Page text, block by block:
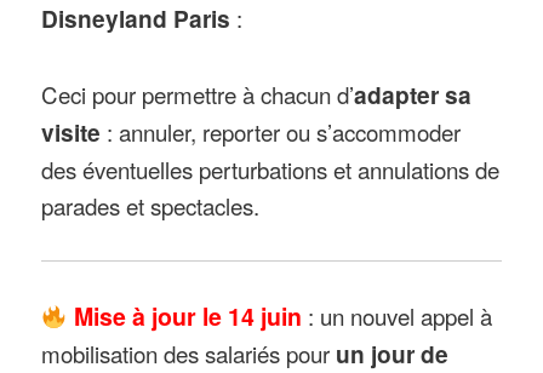
Disneyland Paris :
Ceci pour permettre à chacun d’adapter sa
visite : annuler, reporter ou s’accommoder
des éventuelles perturbations et annulations de
parades et spectacles.
Mise à jour le 14 juin : un nouvel appel à
mobilisation des salariés pour un jour de